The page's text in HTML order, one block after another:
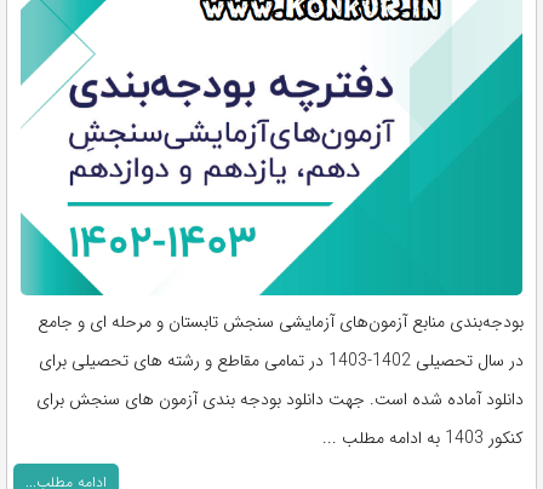
بودجه‌بندی منابع آزمون‌های آزمايشی سنجش تابستان و مرحله ای و جامع
در سال تحصيلی 1402-1403 در تمامی مقاطع و رشته های تحصیلی برای
دانلود آماده شده است. جهت دانلود بودجه بندی آزمون های سنجش برای
کنکور 1403 به ادامه مطلب ...
ادامه مطلب...